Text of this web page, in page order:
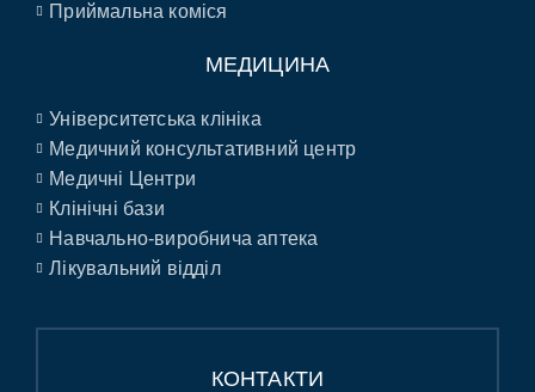
Приймальна коміся
МЕДИЦИНА
Університетська клініка
Медичний консультативний центр
Медичні Центри
Клінічні бази
Навчально-виробнича аптека
Лікувальний відділ
КОНТАКТИ